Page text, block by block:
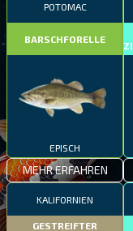
POTOMAC
BARSCHFORELLE
EPISCH
MEHR ERFAHREN
KALIFORNIEN
GESTREIFTER